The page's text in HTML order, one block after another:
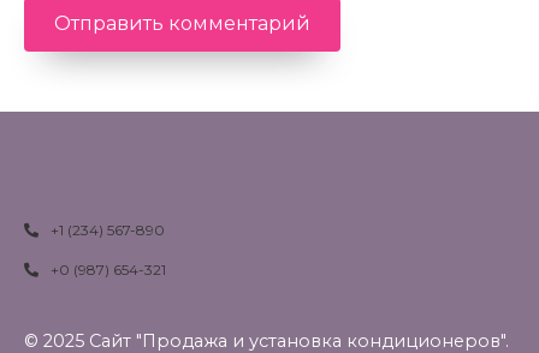
+1 (234) 567-890
+0 (987) 654-321
© 2025 Сайт "Продажа и установка кондиционеров".